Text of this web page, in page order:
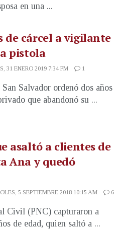
en una ...
de cárcel a vigilante
pistola
31 ENERO 2019 7:34 PM 1
Salvador ordenó dos años
que abandonó su ...
asaltó a clientes de
Ana y quedó
5 SEPTIEMBRE 2018 10:15 AM 6
Civil (PNC) capturaron a
de edad, quien saltó a ...